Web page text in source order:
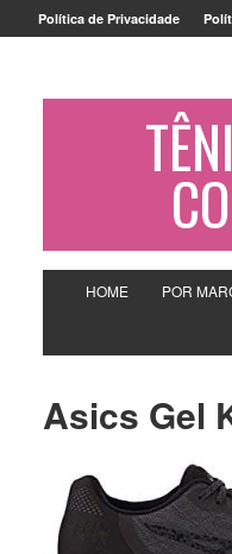
Política de Privacidade
HOME POR
Asics Gel